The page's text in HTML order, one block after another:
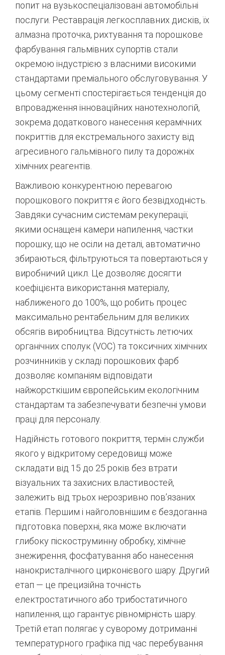
попит на вузькоспеціалізовані автомобільні
послуги. Реставрація легкосплавних дисків, їх
алмазна проточка, рихтування та порошкове
фарбування гальмівних супортів стали
окремою індустрією з власними високими
стандартами преміального обслуговування. У
цьому сегменті спостерігається тенденція до
впровадження інноваційних нанотехнологій,
зокрема додаткового нанесення керамічних
покриттів для екстремального захисту від
агресивного гальмівного пилу та дорожніх
хімічних реагентів.
Важливою конкурентною перевагою
порошкового покриття є його безвідходність.
Завдяки сучасним системам рекуперації,
якими оснащені камери напилення, частки
порошку, що не осіли на деталі, автоматично
збираються, фільтруються та повертаються у
виробничий цикл. Це дозволяє досягти
коефіцієнта використання матеріалу,
наближеного до 100%, що робить процес
максимально рентабельним для великих
обсягів виробництва. Відсутність летючих
органічних сполук (VOC) та токсичних хімічних
розчинників у складі порошкових фарб
дозволяє компаніям відповідати
найжорсткішим європейським екологічним
стандартам та забезпечувати безпечні умови
праці для персоналу.
Надійність готового покриття, термін служби
якого у відкритому середовищі може
складати від 15 до 25 років без втрати
візуальних та захисних властивостей,
залежить від трьох нерозривно пов’язаних
етапів. Першим і найголовнішим є бездоганна
підготовка поверхні, яка може включати
глибоку піскоструминну обробку, хімічне
знежирення, фосфатування або нанесення
нанокристалічного цирконієвого шару. Другий
етап — це прецизійна точність
електростатичного або трибостатичного
напилення, що гарантує рівномірність шару.
Третій етап полягає у суворому дотриманні
температурного графіка під час перебування